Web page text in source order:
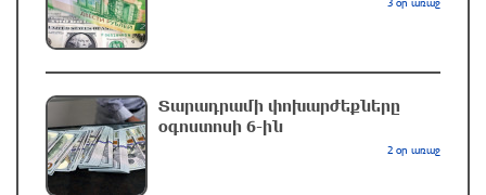
Քրեական վարույթի շրջանակում անձի
անձնական և ընտանեկան կյանքին առնչվող
տվյալների անհարկի հրապարակումն
անթույլատրելի է. ՄԻՊ
Զելենսկին ու Վուչիչը քննարկել են
Տարադրամի փոխարժեքները
օգոստոսի 6-ին
2 օր առաջ